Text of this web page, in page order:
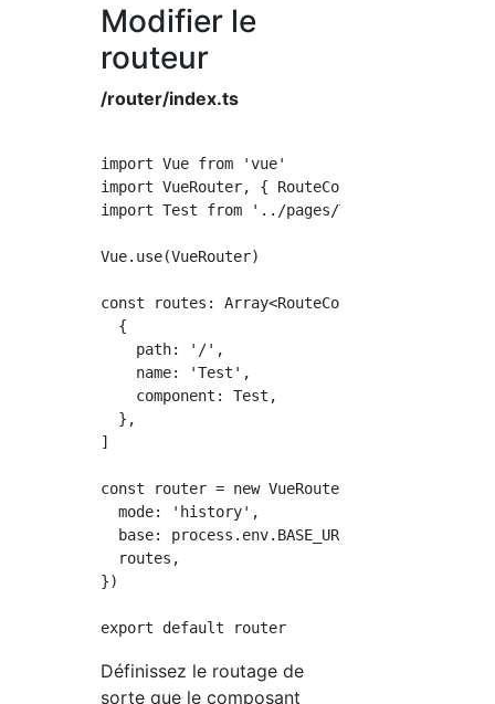
Modifier le
routeur
/router/index.ts
import Vue from 'vue'
import VueRouter, { RouteConfig } from
import Test from '../pages/Test.vue'
Vue.use(VueRouter)
const routes: Array<RouteConfig> = [
  {
    path: '/',
    name: 'Test',
    component: Test,
  },
]
const router = new VueRouter({
  mode: 'history',
  base: process.env.BASE_URL,
  routes,
})
Définissez le routage de
sorte que le composant